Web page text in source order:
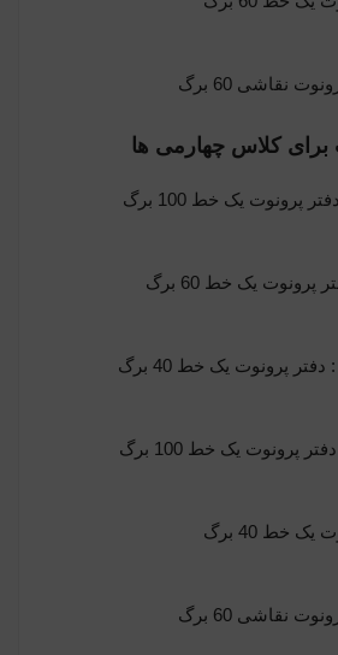
نقاشی 60 برگ
کلاس چهارمی ها
دفتر پرونوت یک خط 100 برگ
یک خط 60 برگ
دفتر پرونوت یک خط 40 برگ
یک خط 100 برگ
خط 40 برگ
نقاشی 60 برگ